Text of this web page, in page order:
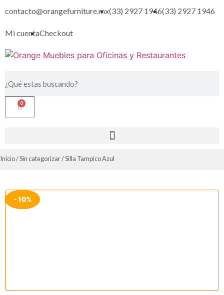
contacto@orangefurniture.mx(33) 2927 1946(33) 2927 1946
Mi cuentaCheckout
0
Inicio/Sin categorizar/ Silla Tampico Azul
- 10%